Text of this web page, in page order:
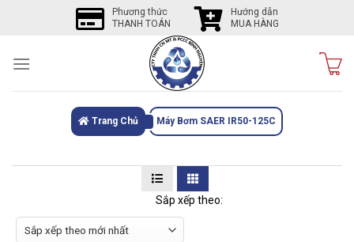
Phương thức
THANH TOÁN
Hướng dẫn
MUA HÀNG
Trang Chủ Máy Bơm SAER IR50-125C
Sắp xếp theo: